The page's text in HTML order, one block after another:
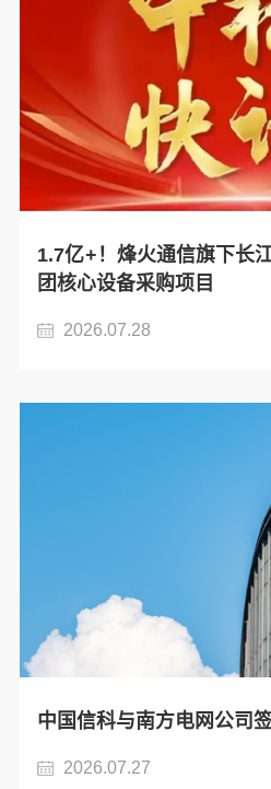
1.7亿+！烽火通信旗下长
团核心设备采购项目
2026.07.28
中国信科与南方电网公司
2026.07.27